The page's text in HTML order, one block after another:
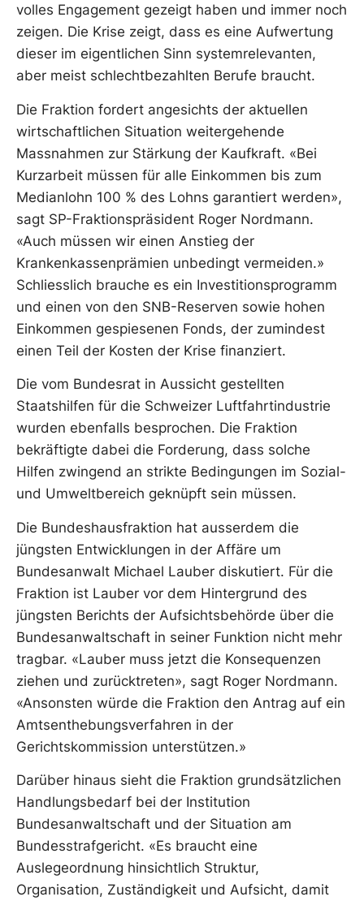
volles Engagement gezeigt haben und immer noch
zeigen. Die Krise zeigt, dass es eine Aufwertung
dieser im eigentlichen Sinn systemrelevanten,
aber meist schlechtbezahlten Berufe braucht.
Die Fraktion fordert angesichts der aktuellen
wirtschaftlichen Situation weitergehende
Massnahmen zur Stärkung der Kaufkraft. «Bei
Kurzarbeit müssen für alle Einkommen bis zum
Medianlohn 100 % des Lohns garantiert werden»,
sagt SP-Fraktionspräsident Roger Nordmann.
«Auch müssen wir einen Anstieg der
Krankenkassenprämien unbedingt vermeiden.»
Schliesslich brauche es ein Investitionsprogramm
und einen von den SNB-Reserven sowie hohen
Einkommen gespiesenen Fonds, der zumindest
einen Teil der Kosten der Krise finanziert.
Die vom Bundesrat in Aussicht gestellten
Staatshilfen für die Schweizer Luftfahrtindustrie
wurden ebenfalls besprochen. Die Fraktion
bekräftigte dabei die Forderung, dass solche
Hilfen zwingend an strikte Bedingungen im Sozial-
und Umweltbereich geknüpft sein müssen.
Die Bundeshausfraktion hat ausserdem die
jüngsten Entwicklungen in der Affäre um
Bundesanwalt Michael Lauber diskutiert. Für die
Fraktion ist Lauber vor dem Hintergrund des
jüngsten Berichts der Aufsichtsbehörde über die
Bundesanwaltschaft in seiner Funktion nicht mehr
tragbar. «Lauber muss jetzt die Konsequenzen
ziehen und zurücktreten», sagt Roger Nordmann.
«Ansonsten würde die Fraktion den Antrag auf ein
Amtsenthebungsverfahren in der
Gerichtskommission unterstützen.»
Darüber hinaus sieht die Fraktion grundsätzlichen
Handlungsbedarf bei der Institution
Bundesanwaltschaft und der Situation am
Bundesstrafgericht. «Es braucht eine
Auslegeordnung hinsichtlich Struktur,
Organisation, Zuständigkeit und Aufsicht, damit